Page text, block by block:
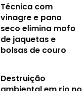
Técnica com
vinagre e pano
seco elimina mofo
de jaquetas e
bolsas de couro
Destruição